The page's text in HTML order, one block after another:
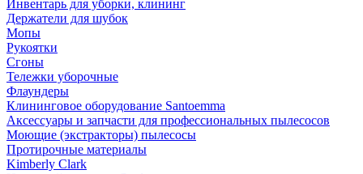
Инвентарь для уборки, клининг
Держатели для шубок
Мопы
Рукоятки
Сгоны
Тележки уборочные
Флаундеры
Клининговое оборудование Santoemma
Аксессуары и запчасти для профессиональных пылесосов
Моющие (экстракторы) пылесосы
Протирочные материалы
Kimberly Clark